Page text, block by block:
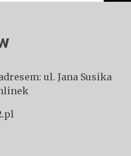
ul. Jana Susika